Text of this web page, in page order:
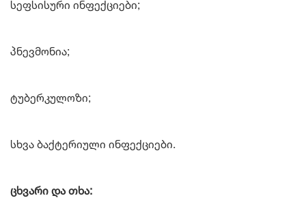
სეფსისური ინფექციები;
პნევმონია;
ტუბერკულოზი;
სხვა ბაქტერიული ინფექციები.
ცხვარი და თხა: